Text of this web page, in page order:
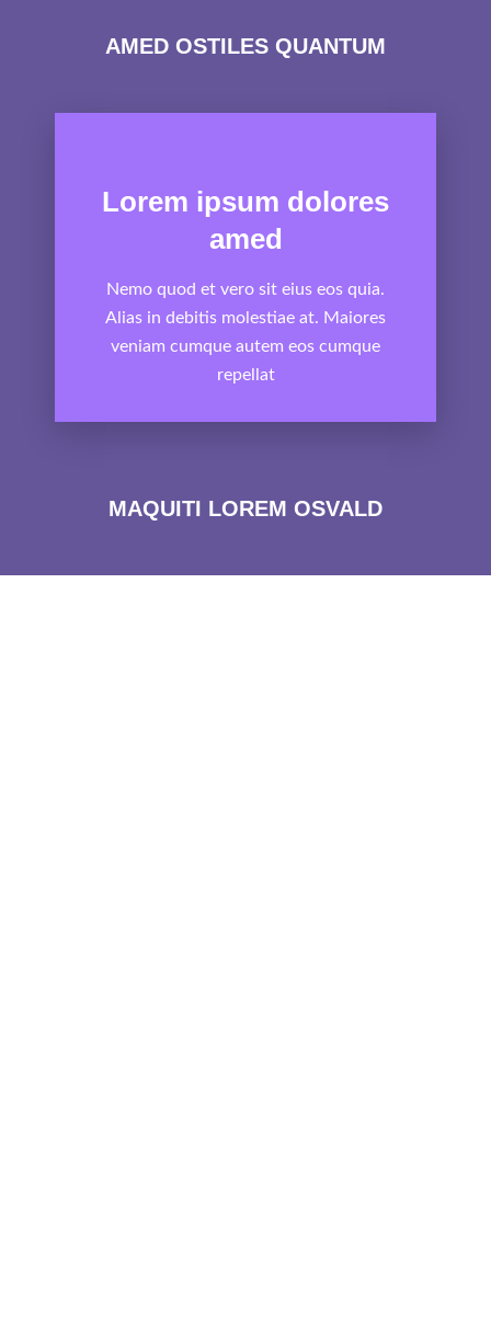
AMED OSTILES QUANTUM
Lorem ipsum dolores
amed
Nemo quod et vero sit eius eos quia.
Alias in debitis molestiae at. Maiores
veniam cumque autem eos cumque
repellat
MAQUITI LOREM OSVALD